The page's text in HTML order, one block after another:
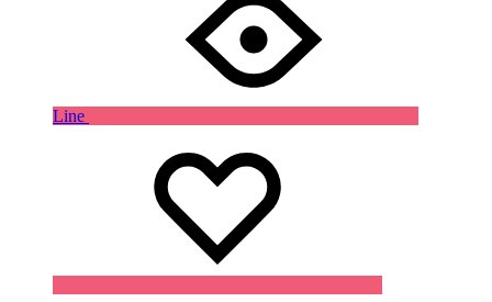
Line